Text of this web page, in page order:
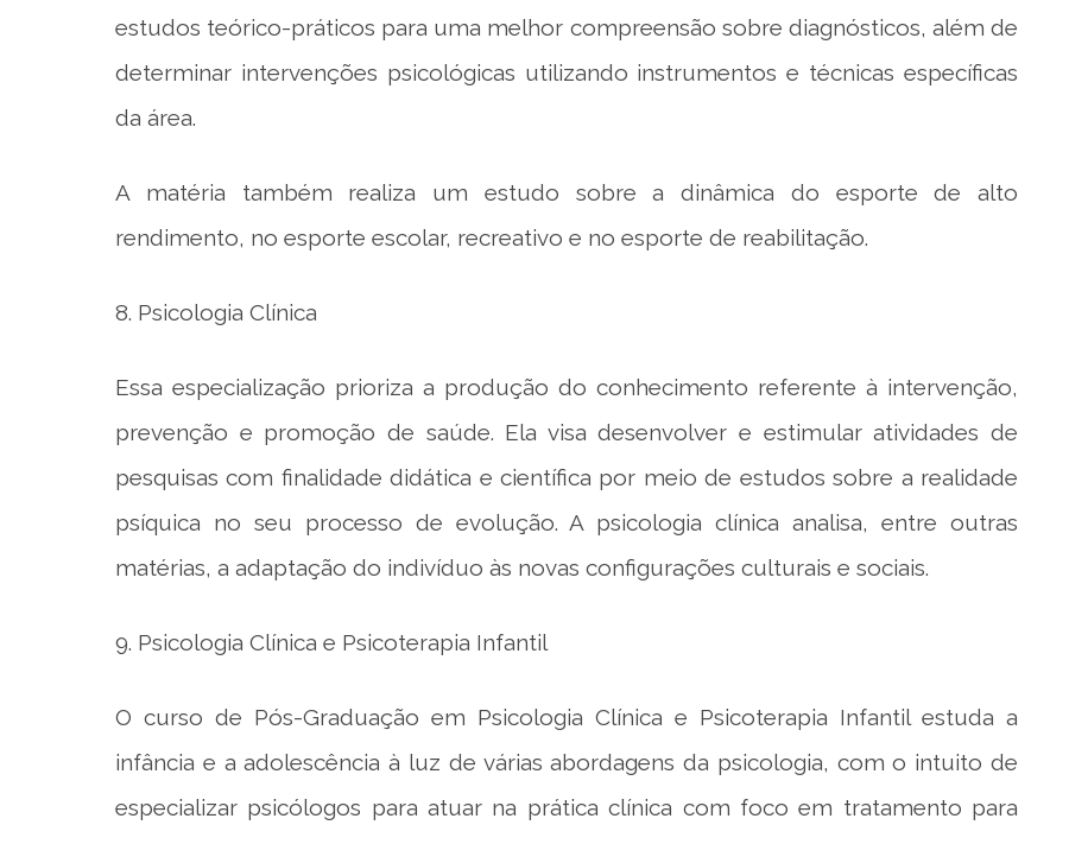
estudos teórico-práticos para uma melhor compreensão sobre diagnósticos, além de
determinar intervenções psicológicas utilizando instrumentos e técnicas específicas
da área.
A matéria também realiza um estudo sobre a dinâmica do esporte de alto
rendimento, no esporte escolar, recreativo e no esporte de reabilitação.
8. Psicologia Clínica
Essa especialização prioriza a produção do conhecimento referente à intervenção,
prevenção e promoção de saúde. Ela visa desenvolver e estimular atividades de
pesquisas com finalidade didática e científica por meio de estudos sobre a realidade
psíquica no seu processo de evolução. A psicologia clínica analisa, entre outras
matérias, a adaptação do indivíduo às novas configurações culturais e sociais.
9. Psicologia Clínica e Psicoterapia Infantil
O curso de Pós-Graduação em Psicologia Clínica e Psicoterapia Infantil estuda a
infância e a adolescência à luz de várias abordagens da psicologia, com o intuito de
especializar psicólogos para atuar na prática clínica com foco em tratamento para